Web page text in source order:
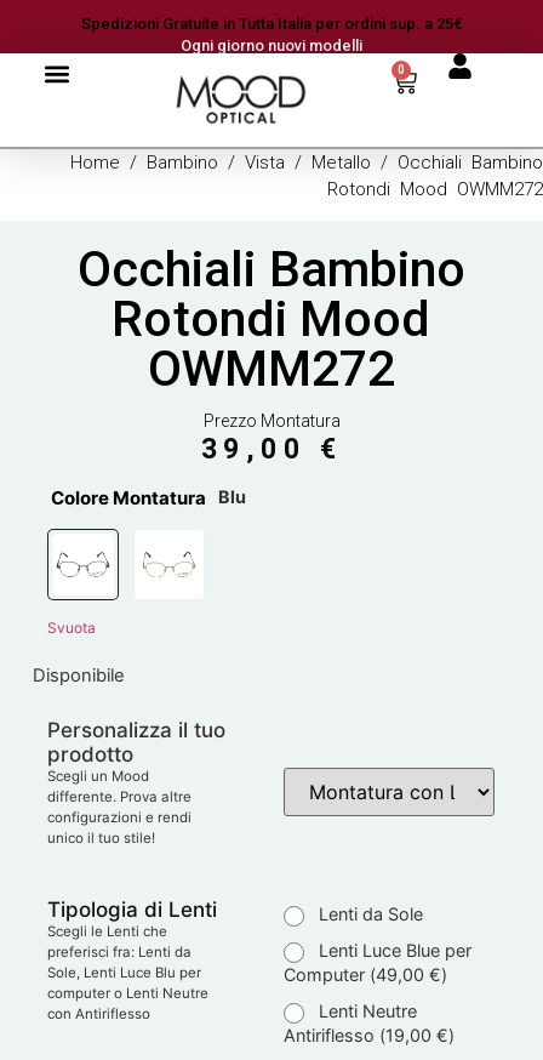
Spedizioni Gratuite in Tutta Italia per ordini sup. a 25€
Ogni giorno nuovi modelli
0
Home / Bambino / Vista / Metallo / Occhiali Bambino
Rotondi Mood OWMM272
Occhiali Bambino
Rotondi Mood
OWMM272
Prezzo Montatura
39,00 €
Colore Montatura Blu
Svuota
Disponibile
Personalizza il tuo
prodotto
Scegli un Mood
differente. Prova altre
configurazioni e rendi
unico il tuo stile!
Tipologia di Lenti
Scegli le Lenti che
preferisci fra: Lenti da
Sole, Lenti Luce Blu per
computer o Lenti Neutre
con Antiriflesso
Lenti da Sole
Lenti Luce Blue per
Computer (49,00 €)
Lenti Neutre
Antiriflesso (19,00 €)